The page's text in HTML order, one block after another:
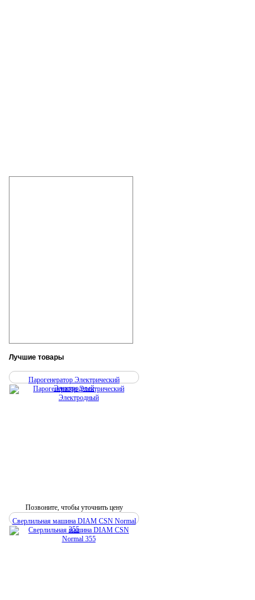
Лучшие товары
Парогенератор Электрический
Электродный
Позвоните, чтобы уточнить цену
Сверлильная машина DIAM CSN Normal
355